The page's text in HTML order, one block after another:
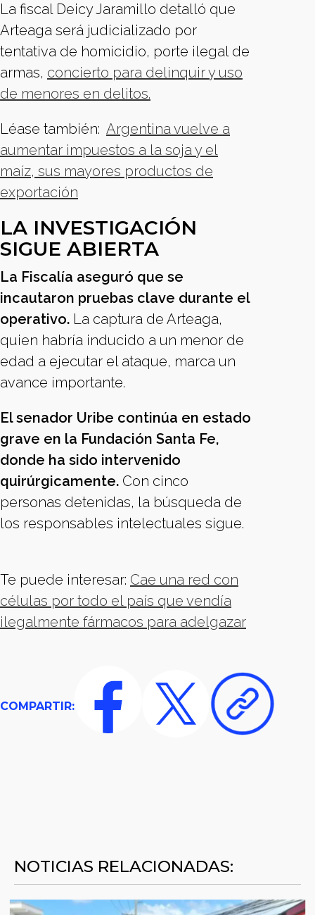
La fiscal Deicy Jaramillo detalló que
Arteaga será judicializado por
tentativa de homicidio, porte ilegal de
armas, concierto para delinquir y uso
de menores en delitos.
Léase también: Argentina vuelve a
aumentar impuestos a la soja y el
maíz, sus mayores productos de
exportación
LA INVESTIGACIÓN
SIGUE ABIERTA
La Fiscalía aseguró que se
incautaron pruebas clave durante el
operativo. La captura de Arteaga,
quien habría inducido a un menor de
edad a ejecutar el ataque, marca un
avance importante.
El senador Uribe continúa en estado
grave en la Fundación Santa Fe,
donde ha sido intervenido
quirúrgicamente. Con cinco
personas detenidas, la búsqueda de
los responsables intelectuales sigue.
Te puede interesar: Cae una red con
células por todo el país que vendía
ilegalmente fármacos para adelgazar
COMPARTIR:
NOTICIAS RELACIONADAS: